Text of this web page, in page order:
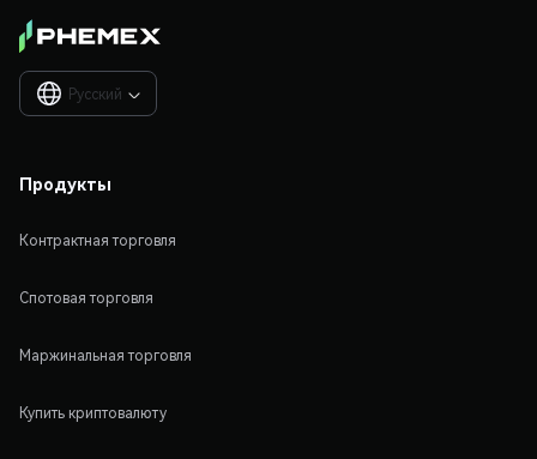
Русский 
Продукты
Контрактная торговля
Спотовая торговля
Маржинальная торговля
Купить криптовалюту